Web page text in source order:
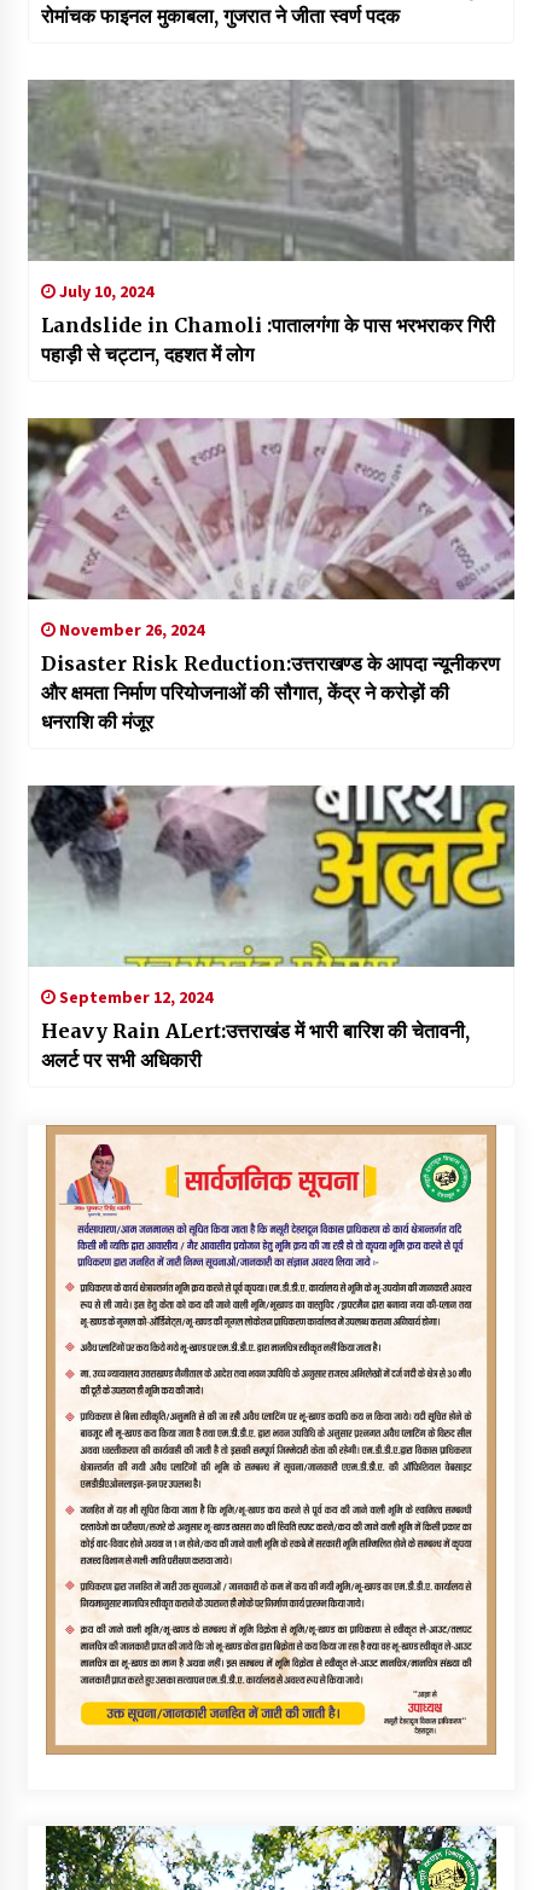
रोमांचक फाइनल मुकाबला, गुजरात ने जीता स्वर्ण पदक
July 10, 2024
Landslide in Chamoli :पातालगंगा के पास भरभराकर गिरी
पहाड़ी से चट्टान, दहशत में लोग
November 26, 2024
Disaster Risk Reduction:उत्तराखण्ड के आपदा न्यूनीकरण
और क्षमता निर्माण परियोजनाओं की सौगात, केंद्र ने करोड़ों की
धनराशि की मंजूर
September 12, 2024
Heavy Rain ALert:उत्तराखंड में भारी बारिश की चेतावनी,
अलर्ट पर सभी अधिकारी